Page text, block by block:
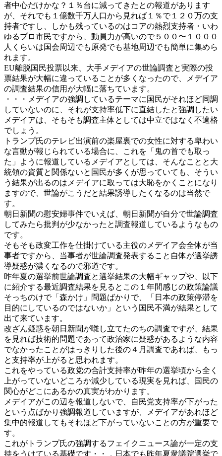
者中心だけかな？１％台に減ってきたとの報道があります
が、それでも１億数千万人口から見れば１％で１２０万の支
持者ですし、しかも残っているのはコアの熱烈支持者・いわ
ゆるプロ市民ですから、動員力が高いので５００〜１０００
人くらいは国会周辺でも原発でも基地周辺でも簡単に集めら
れます。
EU離脱国民投票以来、大手メデイアの世論調査と実際の投
票結果が大幅に違っていることが多くなったので、メデイア
の調査結果の信用が大幅に落ちています。
・・・メデイアの強調しているテーマに国民がそれほど同調
していないのに、それが支持率低下に直結したと強調したい
メデイアは、そもそも調査主体としては中立ではなく不適格
でしょう。
トランプ氏のテレビ出演前の楽屋裏での女性に対する卑わい
な言動が報じられている場合に、これを「鬼の首でも取っ
た」ように報道しているメデイアとしては、そんなことと大
統領の資質と関係ないと国民が多くが思っていても、そうい
う結果が出るのはメデイアに取っては大恥をかくことになり
ますので、世論がこうだと結果誘導したくなるのは当然で
す。
朝日新聞の慰安婦事件でいえば、朝日新聞が自分で世論調査
してみたら批判が少なかったと調査報道しているようなもの
です。
そもそも政変工作を仕掛けている主役のメデイア会全体が当
事者ですから、当事者が世論調査発表すること自体が選挙誘
導疑惑が濃くなるので邪道です。
昨年夏の選挙前世論調査と選挙結果の大幅ギャップや、以下
に紹介する最近調査結果を見るとこの１年間感じの政策論議
そっちのけで「森かけ」問題ばかりで、「日本の政策停滞を
目的にしているのではないか」という国民不満が結果として
出て来ています。
改ざん疑惑を朝日新聞が囃し立てたのちの調査ですが、結果
を見れば技術的問題であって政治家に疑惑があるような内容
でなかったことがはっきりした後の４月調査であれば、もっ
と支持率が上がると思われます。
これをやっている政党の合計支持率が昨年の選挙頃から全く
上がっていないどころか減少している現実を見れば、国民の
関心がどこにあるかの真実がわかります。
メデイアがこの辺を報道しないで、自民党支持率が下がった
という点ばかり強調報道していますが、メデイアがあれほど
集中的報道してもそれほど下がっていないことの方が重要で
す。
これがトランプ氏の強調するフェイクニュース論が一定の支
持をうけている基礎です・・．日本でも昨年夏衆議院選挙で